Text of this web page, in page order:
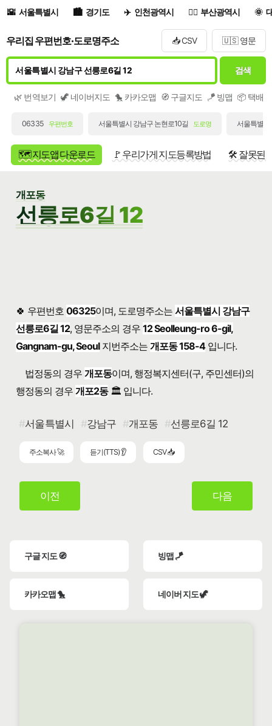
서울특별시 경기도 인천광역시 부산광역시
우리집 우편번호·도로명주소 📥 CSV 🇺🇸 영문
검색
🌿 번역보기 🦖 네이버지도 🐤 카카오맵 🧭 구글지도 🪁 빙맵 📦 택배/
06335 우편번호 서울특별시 강남구 논현로10길 도로명 서울특별
🗺️ 지도앱 다운로드 🚩 우리가게 지도등록방법 🛠️ 잘못된
개포동
선릉로6길 12
🍀 우편번호 06325이며, 도로명주소는서울특별시 강남구
선릉로6길 12, 영문주소의 경우12 Seolleung-ro 6-gil,
Gangnam-gu, Seoul지번주소는개포동 158-4입니다.
법정동의 경우 개포동이며, 행정복지센터(구, 주민센터)의
행정동의 경우 개포2동🏛️ 입니다.
서울특별시 강남구 개포동 선릉로6길 12
주소복사 🚀 듣기(TTS) 👂 CSV 📥
이전 다음
구글 지도 🧭 빙맵 🪁
카카오맵 🐤 네이버 지도 🦖